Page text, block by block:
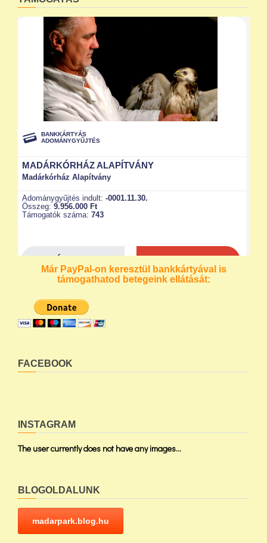
Már PayPal-on keresztül bankkártyával is
támogathatod betegeink ellátását:
FACEBOOK
INSTAGRAM
The user currently does not have any images...
BLOGOLDALUNK
madarpark.blog.hu